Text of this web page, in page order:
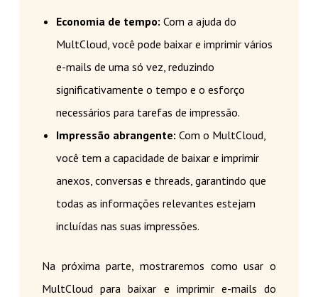
Economia de tempo: Com a ajuda do
MultCloud, você pode baixar e imprimir vários
e-mails de uma só vez, reduzindo
significativamente o tempo e o esforço
necessários para tarefas de impressão.
Impressão abrangente: Com o MultCloud,
você tem a capacidade de baixar e imprimir
anexos, conversas e threads, garantindo que
todas as informações relevantes estejam
incluídas nas suas impressões.
Na próxima parte, mostraremos como usar o
MultCloud para baixar e imprimir e-mails do